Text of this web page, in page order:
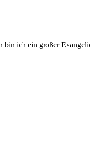
bin ich ein großer